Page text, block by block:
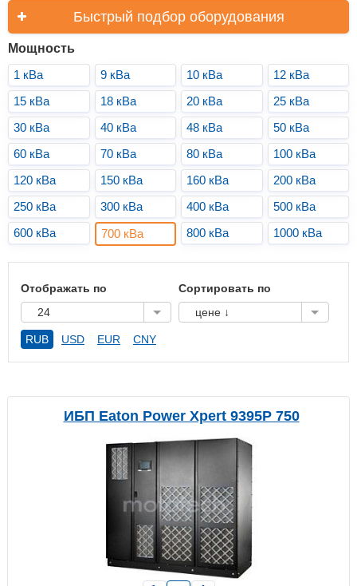
Быстрый подбор оборудования
Мощность
1 кВа
9 кВа 10 кВа
12 кВа
15 кВа
18 кВа 20 кВа
25 кВа
30 кВа
40 кВа 48 кВа
50 кВа
60 кВа
70 кВа 80 кВа
100 кВа
120 кВа
150 кВа 160 кВа
200 кВа
250 кВа
300 кВа 400 кВа
500 кВа
600 кВа
700 кВа 800 кВа 1000 кВа
Отображать по
24
Сортировать по
цене ↓
RUB USD EUR CNY
ИБП Eaton Power Xpert 9395P 750